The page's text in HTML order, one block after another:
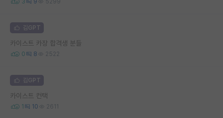
김GPT
카이스트 카장 합격생 분들
0 8 2522
김GPT
카이스트 컨택
1 10 2611